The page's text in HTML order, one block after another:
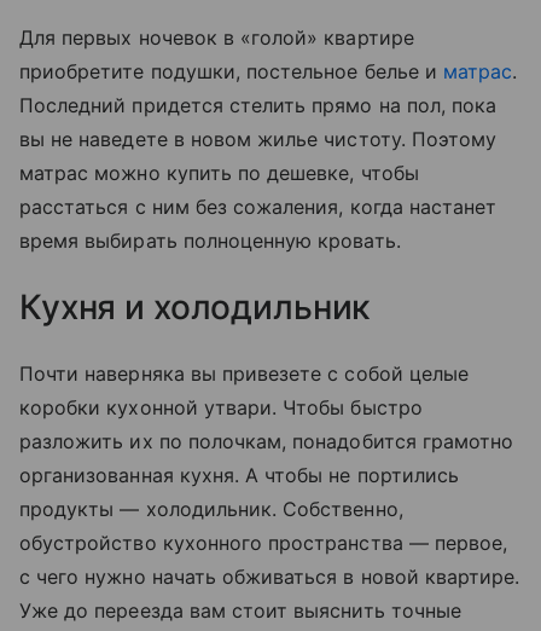
Для первых ночевок в «голой» квартире
приобретите подушки, постельное белье и матрас.
Последний придется стелить прямо на пол, пока
вы не наведете в новом жилье чистоту. Поэтому
матрас можно купить по дешевке, чтобы
расстаться с ним без сожаления, когда настанет
время выбирать полноценную кровать.
Кухня и холодильник
Почти наверняка вы привезете с собой целые
коробки кухонной утвари. Чтобы быстро
разложить их по полочкам, понадобится грамотно
организованная кухня. А чтобы не портились
продукты — холодильник. Собственно,
обустройство кухонного пространства — первое,
с чего нужно начать обживаться в новой квартире.
Уже до переезда вам стоит выяснить точные